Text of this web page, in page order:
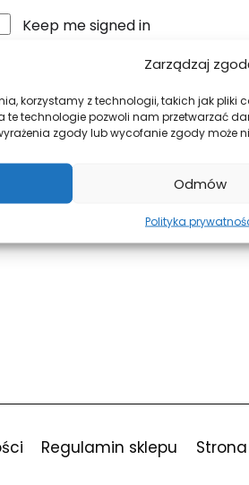
Zarządzaj
korzystamy z technologii, takich jak
te technologie pozwoli nam przetwarzać
zgody lub wycofanie zgody może
Odmów
Polityka
Keep me signed in
Don't have an account?
Regulamin sklepu